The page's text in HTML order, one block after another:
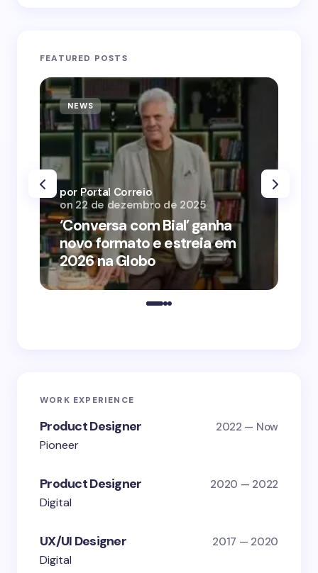
FEATURED POSTS
NEWS
‘Conversa com Bial’ ganha
novo formato e estreia em
2026 na Globo
por Portal Correio
on 22 de dezembro de 2025
WORK EXPERIENCE
Product Designer 2022 — Now
Pioneer
Product Designer 2020 — 2022
Digital
UX/UI Designer 2017 — 2020
Digital